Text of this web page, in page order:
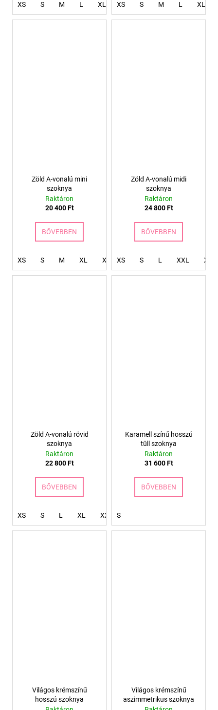
XS S M L XL XXXL 4XL
XS S M L XL
Zöld A-vonalú mini
szoknya
Raktáron
20 400 Ft
BŐVEBBEN
XS S M XL XXL
Zöld A-vonalú midi
szoknya
Raktáron
24 800 Ft
BŐVEBBEN
XS S L XXL
Zöld A-vonalú rövid
szoknya
Raktáron
22 800 Ft
BŐVEBBEN
XS S L XL XXL
Karamell színű hosszú
tüll szoknya
Raktáron
31 600 Ft
BŐVEBBEN
S
Világos krémszínű
hosszú szoknya
Világos krémszínű
aszimmetrikus szoknya